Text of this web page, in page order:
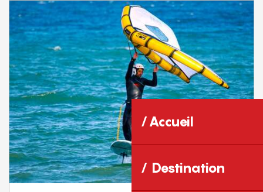
Accueil
Destination